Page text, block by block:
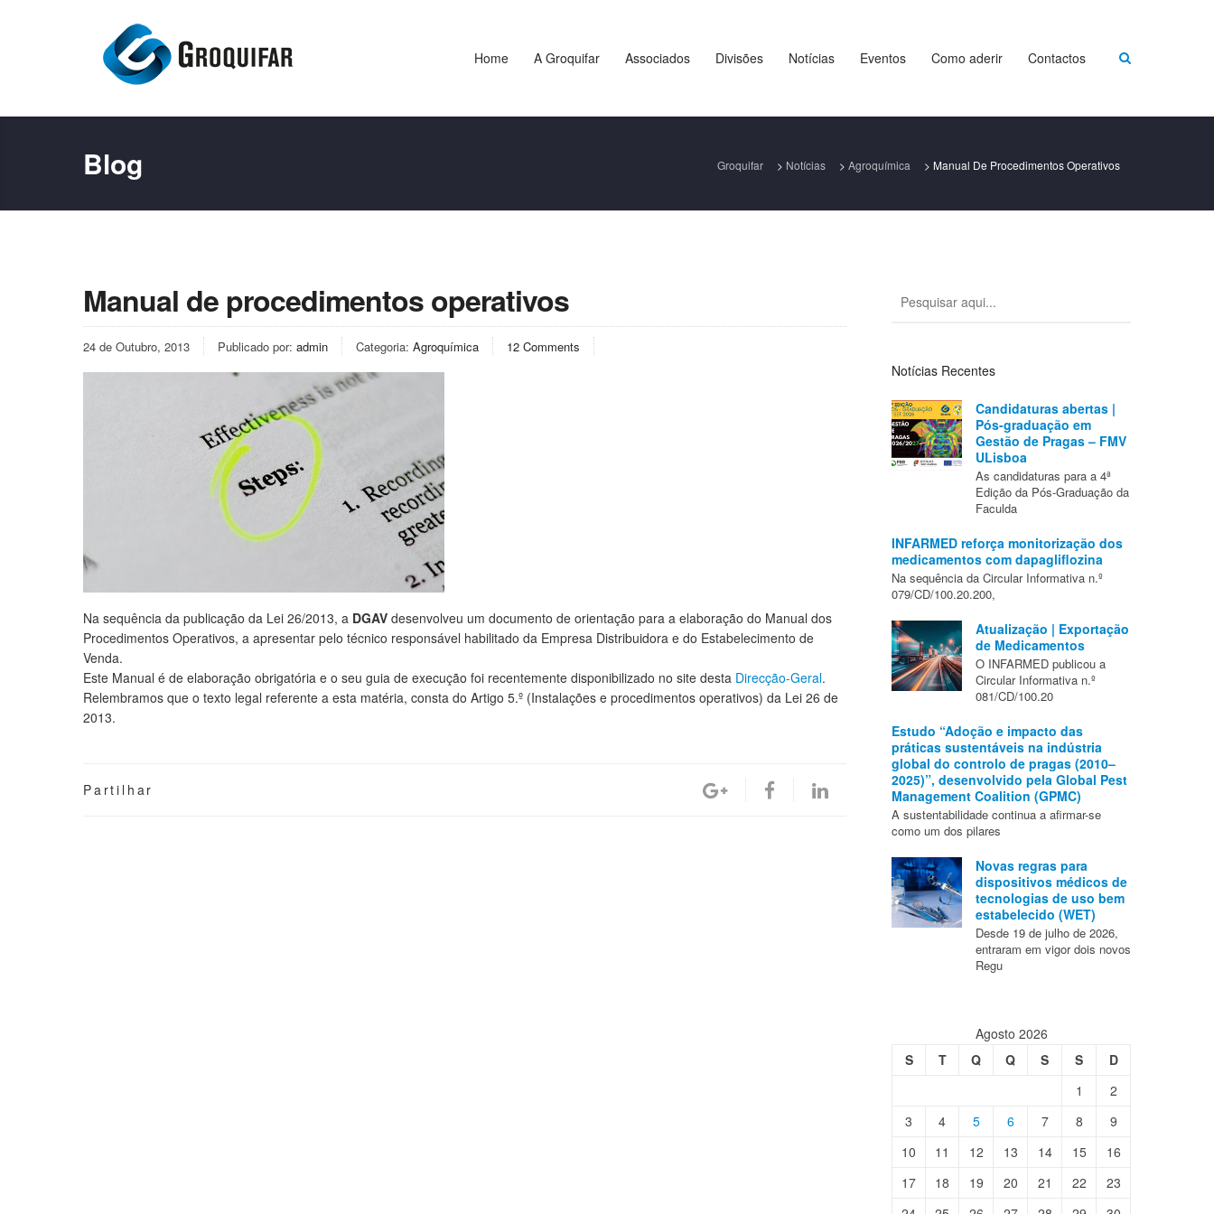
Home A Groquifar Associados Divisões Notícias Eventos Como aderir Contactos
Blog Groquifar > Notícias > Agroquímica > Manual De Procedimentos Operativos
Manual de procedimentos operativos
24 de Outubro, 2013 Publicado por: admin Categoria: Agroquímica 12 Comments
Na sequência da publicação da Lei 26/2013, a DGAV desenvolveu um documento de orientação para a elaboração do Manual dos
Procedimentos Operativos, a apresentar pelo técnico responsável habilitado da Empresa Distribuidora e do Estabelecimento de
Venda.
Este Manual é de elaboração obrigatória e o seu guia de execução foi recentemente disponibilizado no site desta Direcção-Geral.
Relembramos que o texto legal referente a esta matéria, consta do Artigo 5.º (Instalações e procedimentos operativos) da Lei 26 de
2013.
Partilhar
Notícias Recentes
Candidaturas abertas |
Pós-graduação em
Gestão de Pragas – FMV
ULisboa
As candidaturas para a 4ª
Edição da Pós-Graduação da
Faculda
INFARMED reforça monitorização dos
medicamentos com dapagliflozina
Na sequência da Circular Informativa n.º
079/CD/100.20.200,
Atualização | Exportação
de Medicamentos
O INFARMED publicou a
Circular Informativa n.º
081/CD/100.20
Estudo “Adoção e impacto das
práticas sustentáveis na indústria
global do controlo de pragas (2010–
2025)”, desenvolvido pela Global Pest
Management Coalition (GPMC)
A sustentabilidade continua a afirmar-se
como um dos pilares
Novas regras para
dispositivos médicos de
tecnologias de uso bem
estabelecido (WET)
Desde 19 de julho de 2026,
entraram em vigor dois novos
Regu
Agosto 2026
S
T Q Q S S
D
1
2
3
4 5 6 7 8
9
10
11 12 13 14 15
16
17
18 19 20 21 22
23